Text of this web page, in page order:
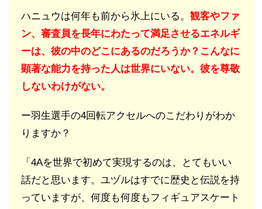
ハニュウは何年も前から氷上にいる。 観客やファ
ン、審査員を長年にわたって満足させるエネルギ
ーは、彼の中のどこにあるのだろうか？こんなに
顕著な能力を持った人は世界にいない。彼を尊敬
しないわけがない。
ー羽生選手の4回転アクセルへのこだわりがわか
りますか？
「4Aを世界で初めて実現するのは、とてもいい
話だと思います。ユヅルはすでに歴史と伝説を持
っていますが、何度も何度もフィギュアスケート